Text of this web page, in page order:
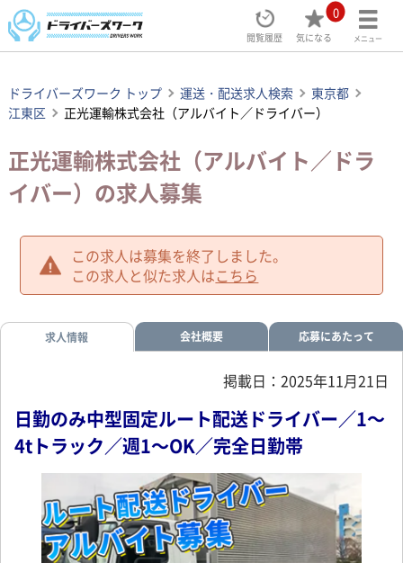
閲覧履歴
0
気になる メニュー
ドライバーズワーク トップ 運送・配送求人検索
東京都
江東区
正光運輸株式会社（アルバイト／ドライバー）
正光運輸株式会社（アルバイト／ドラ
イバー）の求人募集
この求人は募集を終了しました。
この求人と似た求人はこちら
求人情報 会社概要 応募にあたって
掲載日：2025年11月21日
日勤のみ中型固定ルート配送ドライバー／1～
4tトラック／週1～OK／完全日勤帯